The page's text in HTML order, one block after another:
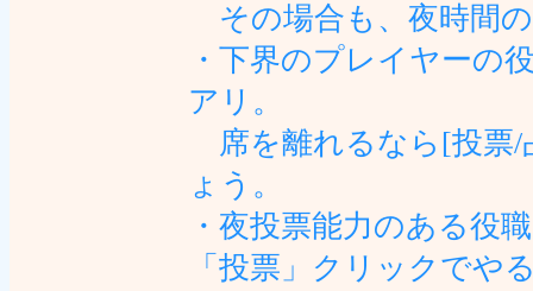
その場合も、夜時間
・下界のプレイヤーの
アリ。
席を離れるなら[投票/
ょう。
・夜投票能力のある役
「投票」クリックでや